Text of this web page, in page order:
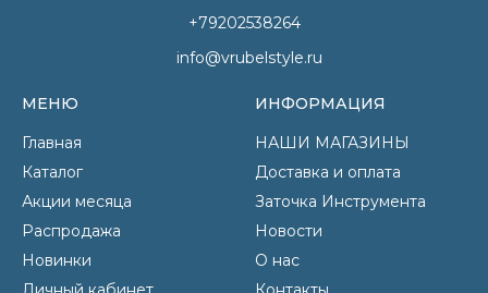
+79202538264
info@vrubelstyle.ru
МЕНЮ
Главная
Каталог
Акции месяца
Распродажа
Новинки
ИНФОРМАЦИЯ
НАШИ МАГАЗИНЫ
Доставка и оплата
Заточка Инструмента
Новости
О нас